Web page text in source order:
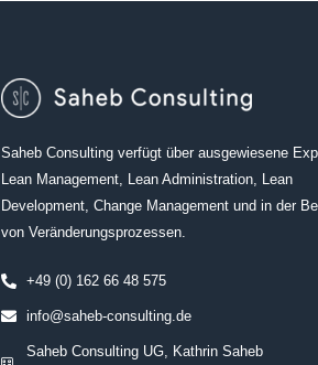
Saheb Consulting verfügt über ausgewiesene
Lean Management, Lean Administration, Lean
Development, Change Management und in der
von Veränderungsprozessen.
+49 (0) 162 66 48 575
info@saheb-consulting.de
Saheb Consulting UG, Kathrin Saheb